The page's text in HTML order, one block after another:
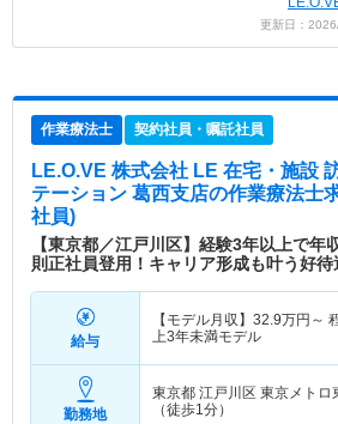
更新日：
作業療法士 契約社員・嘱託社員
LE.O.VE 株式会社 LE 在宅・施設
テーション 葛西支店の作業療法士
社員)
【東京都／江戸川区】経験3年以上で年
則正社員登用！キャリア形成も叶う好待
給与
【モデル月収】 32.9万円～
上3年未満モデル
勤務地
東京都 江戸川区 東京メトロ
（徒歩1分）